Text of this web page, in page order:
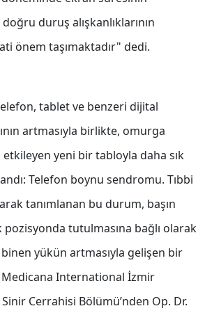
doğru duruş alışkanlıklarının
önem taşımaktadır" dedi.
tablet ve benzeri dijital
artmasıyla birlikte, omurga
etkileyen yeni bir tabloyla daha sık
Telefon boynu sendromu. Tıbbi
tanımlanan bu durum, başın
tutulmasına bağlı olarak
yükün artmasıyla gelişen bir
International İzmir
Cerrahisi Bölümü’nden Op. Dr.